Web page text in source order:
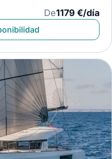
De1179 €/día